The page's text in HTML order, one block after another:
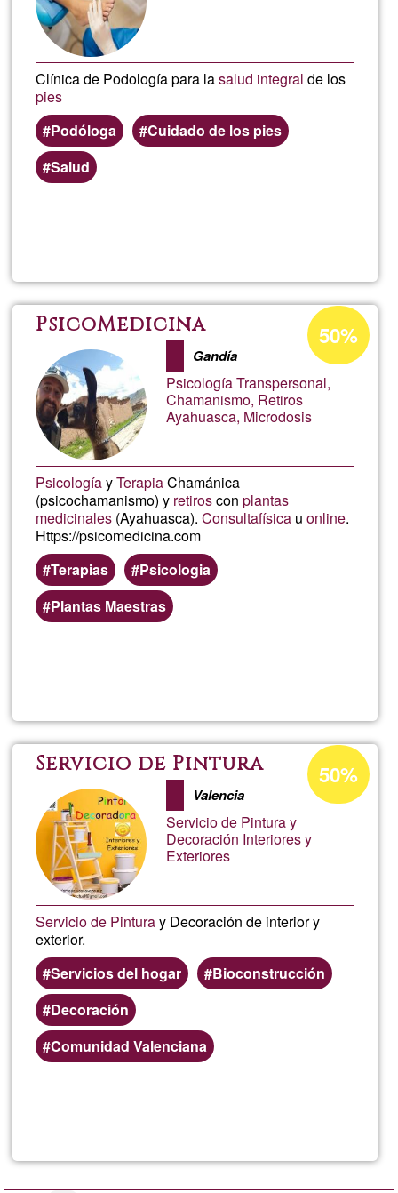
Clínica de Podología para lasalud integral de los
pies
Podóloga
Cuidado de los pies
Salud
del
Pie
PsicoMedicina
Gandía
Psicología Transpersonal,
Chamanismo, Retiros
Ayahuasca, Microdosis
PsicologíayTerapiaChamánica
(psicochamanismo) y retirosconplantas
medicinales (Ayahuasca).Consultafísica uonline.
Https://psicomedicina.com
Terapias
Psicologia
Plantas Maestras
Prozentuale
Annahme
Ğ1
50%
Servicio de Pintura
Valencia
Servicio de Pintura y
Decoración Interiores y
Exteriores
Servicio de Pinturay Decoración de interior y
exterior.
Servicios del hogar
Bioconstrucción
Decoración
Comunidad Valenciana
Prozentuale
Annahme
Ğ1
50%